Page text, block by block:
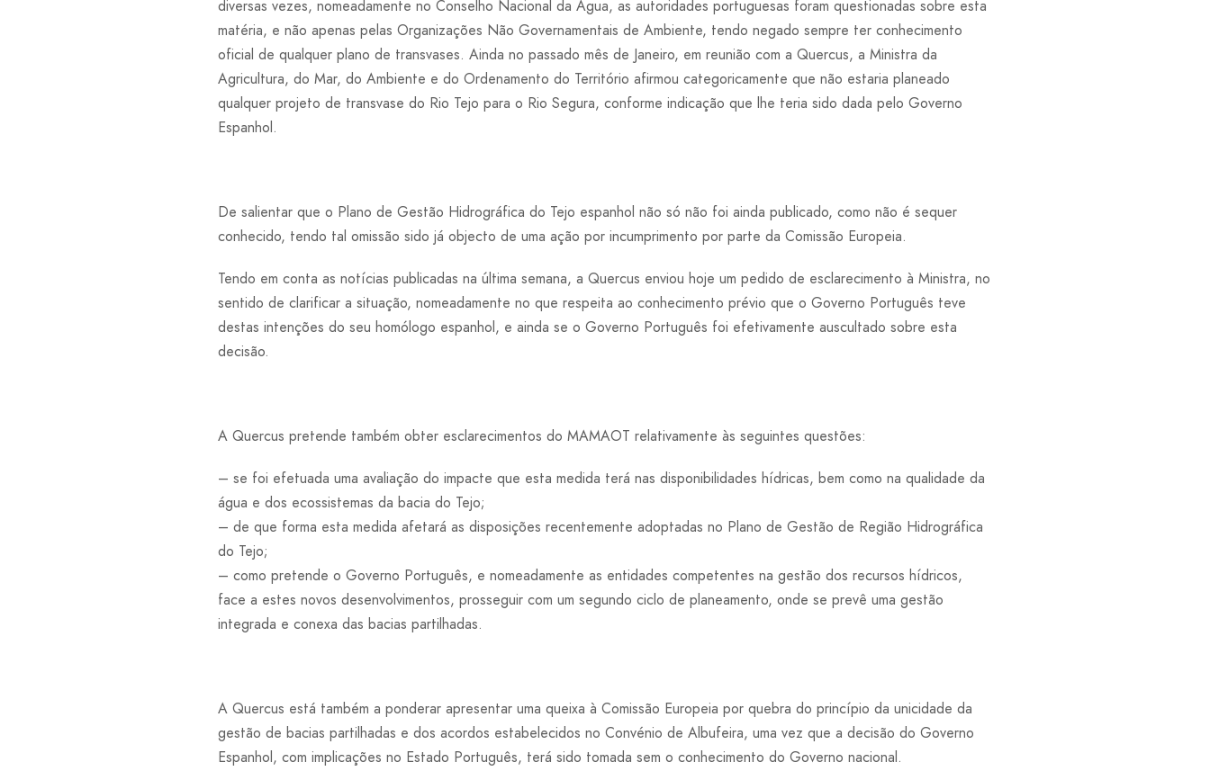
diversas vezes, nomeadamente no Conselho Nacional da Água, as autoridades portuguesas foram questionadas sobre esta
matéria, e não apenas pelas Organizações Não Governamentais de Ambiente, tendo negado sempre ter conhecimento
oficial de qualquer plano de transvases. Ainda no passado mês de Janeiro, em reunião com a Quercus, a Ministra da
Agricultura, do Mar, do Ambiente e do Ordenamento do Território afirmou categoricamente que não estaria planeado
qualquer projeto de transvase do Rio Tejo para o Rio Segura, conforme indicação que lhe teria sido dada pelo Governo
Espanhol.
De salientar que o Plano de Gestão Hidrográfica do Tejo espanhol não só não foi ainda publicado, como não é sequer
conhecido, tendo tal omissão sido já objecto de uma ação por incumprimento por parte da Comissão Europeia.
Tendo em conta as notícias publicadas na última semana, a Quercus enviou hoje um pedido de esclarecimento à Ministra, no
sentido de clarificar a situação, nomeadamente no que respeita ao conhecimento prévio que o Governo Português teve
destas intenções do seu homólogo espanhol, e ainda se o Governo Português foi efetivamente auscultado sobre esta
decisão.
A Quercus pretende também obter esclarecimentos do MAMAOT relativamente às seguintes questões:
– se foi efetuada uma avaliação do impacte que esta medida terá nas disponibilidades hídricas, bem como na qualidade da
água e dos ecossistemas da bacia do Tejo;
– de que forma esta medida afetará as disposições recentemente adoptadas no Plano de Gestão de Região Hidrográfica
do Tejo;
– como pretende o Governo Português, e nomeadamente as entidades competentes na gestão dos recursos hídricos,
face a estes novos desenvolvimentos, prosseguir com um segundo ciclo de planeamento, onde se prevê uma gestão
integrada e conexa das bacias partilhadas.
A Quercus está também a ponderar apresentar uma queixa à Comissão Europeia por quebra do princípio da unicidade da
gestão de bacias partilhadas e dos acordos estabelecidos no Convénio de Albufeira, uma vez que a decisão do Governo
Espanhol, com implicações no Estado Português, terá sido tomada sem o conhecimento do Governo nacional.